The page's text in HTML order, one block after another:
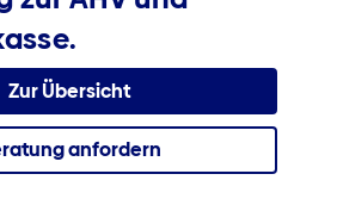
Zur Übersicht
anfordern